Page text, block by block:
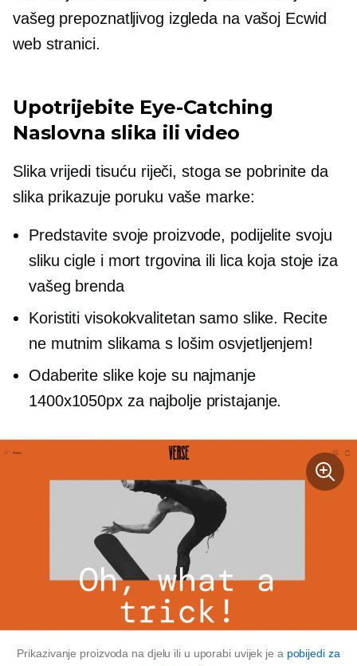
vašeg prepoznatljivog izgleda na vašoj Ecwid
web stranici.
Upotrijebite Eye-Catching
Naslovna slika ili video
Slika vrijedi tisuću riječi, stoga se pobrinite da
slika prikazuje poruku vaše marke:
Predstavite svoje proizvode, podijelite svoju
slikucigle i mort trgovina ili lica koja stoje iza
vašeg brenda
Koristitivisokokvalitetan samo slike. Recite
ne mutnim slikama s lošim osvjetljenjem!
Odaberite slike koje su najmanje
1400x1050px za najbolje pristajanje.
Prikazivanje proizvoda na djelu ili u uporabi uvijek je a pobijedi za